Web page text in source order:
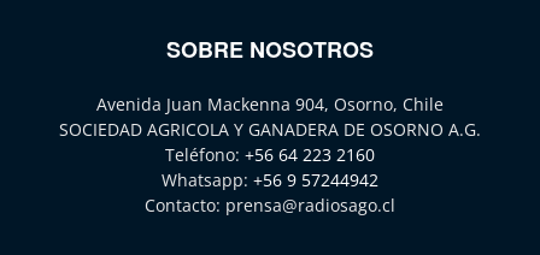
SOBRE NOSOTROS
Avenida Juan Mackenna 904, Osorno, Chile
SOCIEDAD AGRICOLA Y GANADERA DE OSORNO A.G.
Teléfono: +56 64 223 2160
Whatsapp: +56 9 57244942
Contacto: prensa@radiosago.cl